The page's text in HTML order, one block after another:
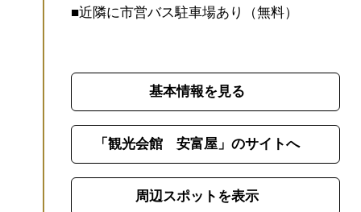
■近隣に市営バス駐車場あり（無料）
基本情報を見る
「観光会館 安富屋」のサイトへ
周辺スポットを表示